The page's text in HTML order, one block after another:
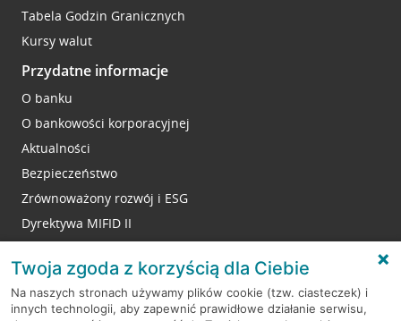
Tabela Godzin Granicznych
Kursy walut
Przydatne informacje
O banku
O bankowości korporacyjnej
Aktualności
Bezpieczeństwo
Zrównoważony rozwój i ESG
Dyrektywa MIFID II
RODO
Twoja zgoda z korzyścią dla Ciebie
Na naszych stronach używamy plików cookie (tzw. ciasteczek) i
innych technologii, aby zapewnić prawidłowe działanie serwisu,